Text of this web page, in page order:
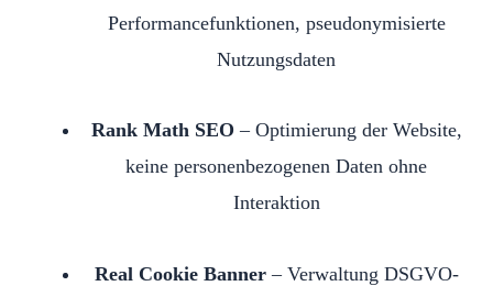
Performancefunktionen, pseudonymisierte
Nutzungsdaten
Rank Math SEO – Optimierung der Website,
keine personenbezogenen Daten ohne
Interaktion
Real Cookie Banner– Verwaltung DSGVO-